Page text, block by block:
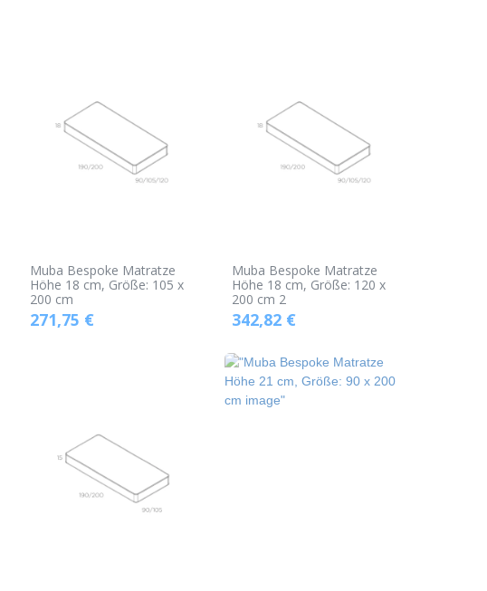
Muba Bespoke Matratze
Höhe 18 cm, Größe: 105 x
200 cm
271,75 €
Muba Bespoke Matratze
Höhe 18 cm, Größe: 120 x
200 cm 2
342,82 €